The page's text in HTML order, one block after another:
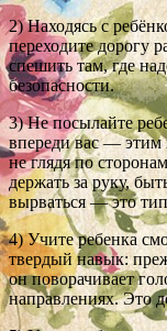
2) Находясь с
переходите дорогу
спешить там, где
безопасности.
3) Не посылайте
впереди вас — этим
не глядя по
держать за руку,
вырваться — это
4) Учите ребенка
твердый навык:
он поворачивает
направлениях. Это